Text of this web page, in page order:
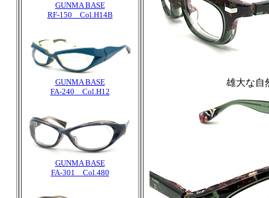
GUNMA BASE
RF-150 Col.H14B
GUNMA BASE
FA-240 Col.H12
GUNMA BASE
FA-301 Col.480
雄大な自